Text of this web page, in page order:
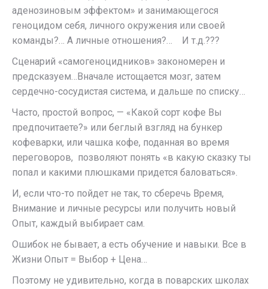
аденозиновым эффектом» и занимающегося
геноцидом себя, личного окружения или своей
команды?… А личные отношения?… И т.д.???
Сценарий «самогеноцидников» закономерен и
предсказуем…Вначале истощается мозг, затем
сердечно-сосудистая система, и дальше по списку…
Часто, простой вопрос, — «Какой сорт кофе Вы
предпочитаете?» или беглый взгляд на бункер
кофеварки, или чашка кофе, поданная во время
переговоров, позволяют понять «в какую сказку ты
попал и какими плюшками придется баловаться».
И, если что-то пойдет не так, то сберечь Время,
Внимание и личные ресурсы или получить новый
Опыт, каждый выбирает сам.
Ошибок не бывает, а есть обучение и навыки. Все в
Жизни Опыт = Выбор + Цена…
Поэтому не удивительно, когда в поварских школах